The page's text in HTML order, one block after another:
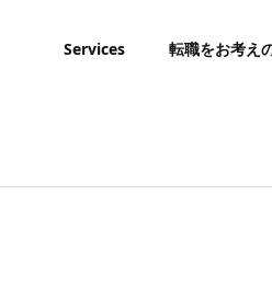
Services 転職をお考え